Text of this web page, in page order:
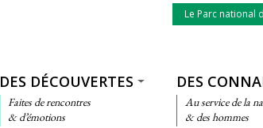
Menu du parc
Le Parc national
DES DÉCOUVERTES
Faites de rencontres
& d’émotions
DES
Au service de la
& des hommes